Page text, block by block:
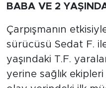
BABA VE 2
Çarpışmanın
sürücüsü Sedat F.
yaşındaki T.F.
yerine sağlık